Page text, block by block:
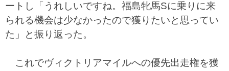
ートし「うれしいですね。福島牝馬Sに乗りに来
られる機会は少なかったので獲りたいと思ってい
た」と振り返った。
これでヴィクトリアマイルへの優先出走権を獲